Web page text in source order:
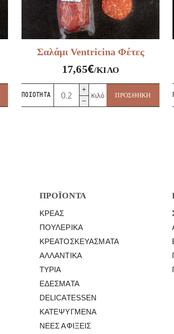
Σαλάμι Ventricina Φέτες
17,65€/ΚΙΛΌ
ΠΟΣΌΤΗΤΑ
VentricinaΚιλό ΠΡΟΣΘΉΚΗ
ΠΡΟΪΌΝΤΑ
ΚΡΈΑΣ
ΠΟΥΛΕΡΙΚΆ
ΚΡΕΑΤΟΣΚΕΥΆΣΜΑΤΑ
ΑΛΛΑΝΤΙΚΆ
ΤΥΡΙΆ
ΕΔΈΣΜΑΤΑ
DELICATESSEN
ΚΑΤΕΨΥΓΜΈΝΑ
ΝΈΕΣ ΑΦΊΞΕΙΣ